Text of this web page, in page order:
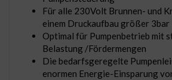
Für alle 230Volt Brunnen- und
einem Druckaufbau größer 3bar
Optimal für Pumpenbetrieb mit
Belastung /Fördermengen
Die bedarfsgeregelte
enormen Energie-Einsparung